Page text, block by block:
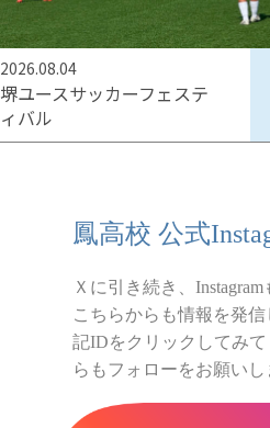
2026.08.04
堺ユースサッカーフェステ
ィバル
鳳高校 公式
Ｘに引き続き、Instagram
こちらからも情報を発
記IDをクリックしてみ
らもフォローをお願いし